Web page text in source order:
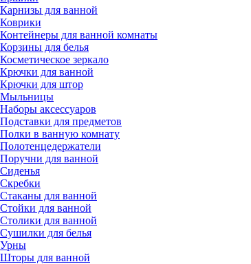
Карнизы для ванной
Коврики
Контейнеры для ванной комнаты
Корзины для белья
Косметическое зеркало
Крючки для ванной
Крючки для штор
Мыльницы
Наборы аксессуаров
Подставки для предметов
Полки в ванную комнату
Полотенцедержатели
Поручни для ванной
Сиденья
Скребки
Стаканы для ванной
Стойки для ванной
Столики для ванной
Сушилки для белья
Урны
Шторы для ванной